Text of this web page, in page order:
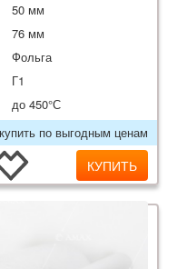
50 мм
76 мм
Фольга
Г1
до 450°С
по выгодным ценам
КУПИТЬ